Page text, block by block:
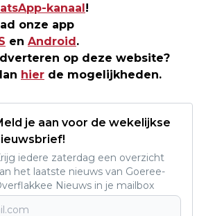
kanaal!
onze app
en Android.
op deze website?
hier de mogelijkheden.
je aan voor de wekelijkse
iedere zaterdag een overzicht
het laatste nieuws van Goeree-
Nieuws in je mailbox